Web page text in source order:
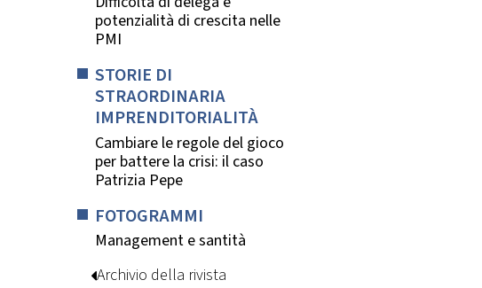
potenzialità di crescita nelle
PMI
STORIE DI
STRAORDINARIA
IMPRENDITORIALITÀ
Cambiare le regole del gioco
per battere la crisi: il caso
Patrizia Pepe
FOTOGRAMMI
Management e santità
Archivio della rivista